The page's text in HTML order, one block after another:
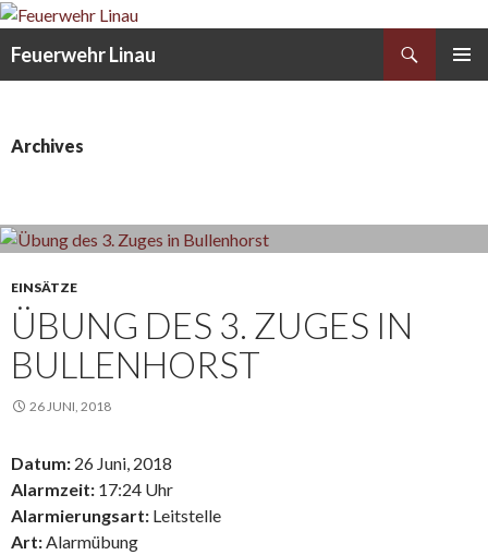
Feuerwehr Linau
Archives
EINSÄTZE
ÜBUNG DES 3. ZUGES IN
BULLENHORST
26 JUNI, 2018
Datum: 26 Juni, 2018
Alarmzeit: 17:24 Uhr
Alarmierungsart: Leitstelle
Art:Alarmübung